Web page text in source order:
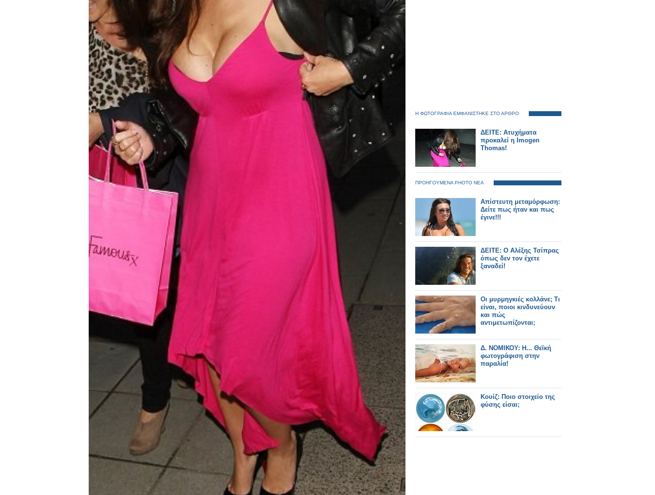
Η ΦΩΤΟΓΡΑΦΙΑ ΕΜΦΑΝΙΣΤΗΚΕ ΣΤΟ ΑΡΘΡΟ
ΔΕΙΤΕ: Ατυχήματα
προκαλεί η Imogen
Thomas!
ΠΡΟΗΓΟΥΜΕΝΑ PHOTO ΝΕΑ
Απίστευτη μεταμόρφωση:
Δείτε πως ήταν και πως
έγινε!!!
ΔΕΙΤΕ: Ο Αλέξης Τσίπρας
όπως δεν τον έχετε
ξαναδεί!
Οι μυρμηγκιές κολλάνε; Τι
είναι, ποιοι κινδυνεύουν
και πώς
αντιμετωπίζονται;
Δ. ΝΟΜΙΚΟΥ: Η... Θεϊκή
φωτογράφιση στην
παραλία!
Κουίζ: Ποιο στοιχείο της
φύσης είσαι;